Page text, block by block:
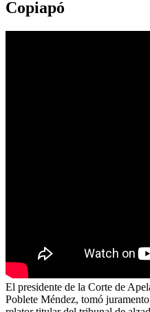
Copiapó
El presidente de la Corte de
Poblete Méndez, tomó